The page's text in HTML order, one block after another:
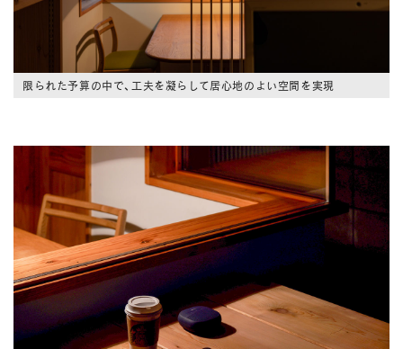
限られた予算の中で、工夫を凝らして居心地のよい空間を実現